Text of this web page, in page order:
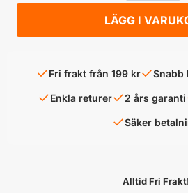
LÄGG I
✓Fri frakt från 199 kr✓Snabb
✓Enkla returer✓2 års garanti
✓Säker
Alltid Fri